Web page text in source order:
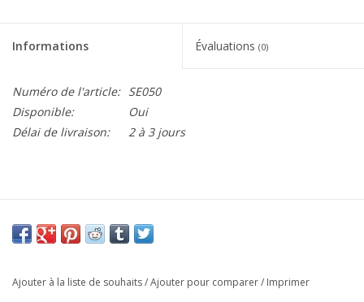
Informations Évaluations (0)
Numéro de l'article: SE050
Disponible:
Oui
Délai de livraison:
2 à 3 jours
Ajouter à la liste de souhaits/Ajouter pour comparer/ Imprimer